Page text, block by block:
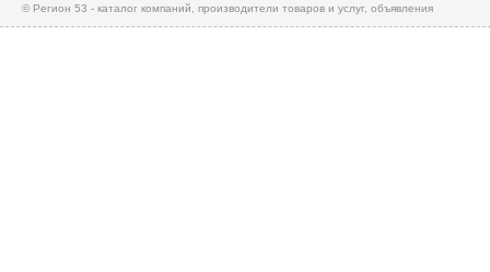
© Регион 53 - каталог компаний, производители товаров и услуг, объявления